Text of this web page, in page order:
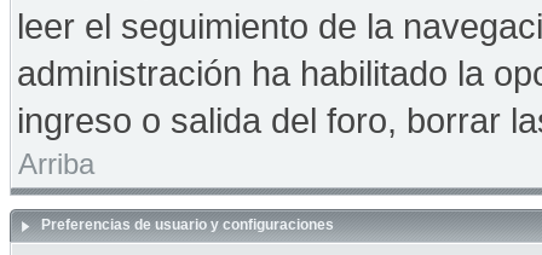
leer el seguimiento de la
administración ha habilitado la
ingreso o salida del foro, borrar
Arriba
Preferencias de usuario y configuraciones